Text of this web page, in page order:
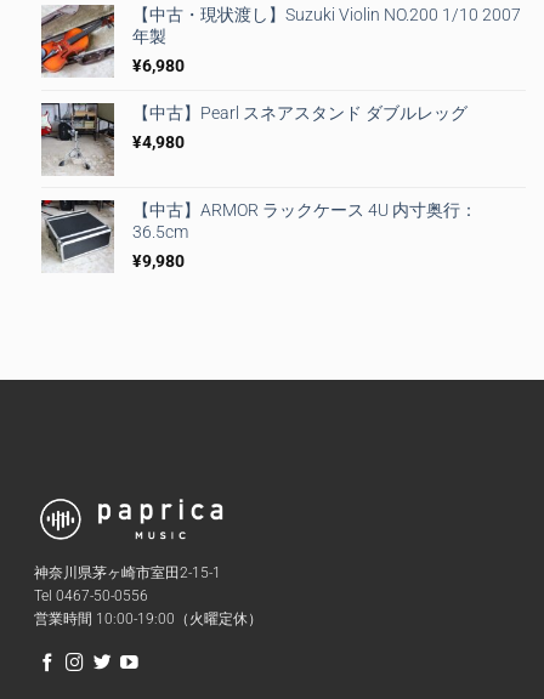
【中古・現状渡し】Suzuki Violin NO.200 1/10 2007
年製
¥6,980
【中古】Pearl スネアスタンド ダブルレッグ
¥4,980
【中古】ARMOR ラックケース 4U 内寸奥行：
36.5cm
¥9,980
神奈川県茅ヶ崎市室田2-15-1
Tel 0467-50-0556
営業時間 10:00-19:00（火曜定休）